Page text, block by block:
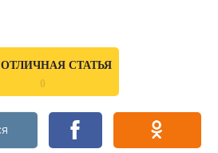
ОТЛИЧНАЯ СТАТЬЯ
0